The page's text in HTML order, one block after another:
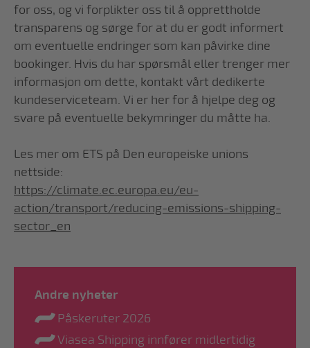
for oss, og vi forplikter oss til å opprettholde
transparens og sørge for at du er godt informert
om eventuelle endringer som kan påvirke dine
bookinger. Hvis du har spørsmål eller trenger mer
informasjon om dette, kontakt vårt dedikerte
kundeserviceteam. Vi er her for å hjelpe deg og
svare på eventuelle bekymringer du måtte ha.
Les mer om ETS på Den europeiske unions
nettside:
https://climate.ec.europa.eu/eu-
action/transport/reducing-emissions-shipping-
sector_en
Andre nyheter
Påskeruter 2026
Viasea Shipping innfører midlertidig